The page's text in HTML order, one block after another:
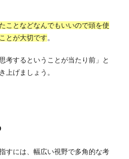
ことなどなんでもいいので頭を使
とが大切です。
考するということが当たり前」と
上げましょう。
すには、幅広い視野で多角的な考